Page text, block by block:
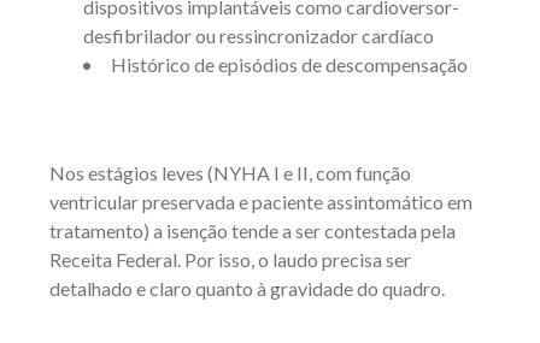
dispositivos implantáveis como cardioversor-
desfibrilador ou ressincronizador cardíaco
Histórico de episódios de descompensação
Nos estágios leves (NYHA I e II, com função
ventricular preservada e paciente assintomático em
tratamento) a isenção tende a ser contestada pela
Receita Federal. Por isso, o laudo precisa ser
detalhado e claro quanto à gravidade do quadro.